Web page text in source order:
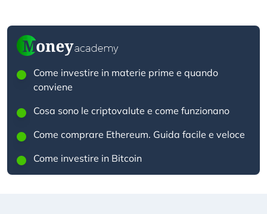
Come investire in materie prime e quando
conviene
Cosa sono le criptovalute e come funzionano
Come comprare Ethereum. Guida facile e veloce
Come investire in Bitcoin